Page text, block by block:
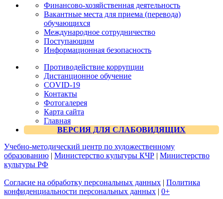
Финансово-хозяйственная деятельность
Вакантные места для приема (перевода)
обучающихся
Международное сотрудничество
Поступающим
Информационная безопасность
Противодействие коррупции
Дистанционное обучение
COVID-19
Контакты
Фотогалерея
Карта сайта
Главная
ВЕРСИЯ ДЛЯ СЛАБОВИДЯЩИХ
Учебно-методический центр по художественному
образованию | Министерство культуры КЧР | Министерство
культуры РФ
Согласие на обработку персональных данных | Политика
конфиденциальности персональных данных | 0+